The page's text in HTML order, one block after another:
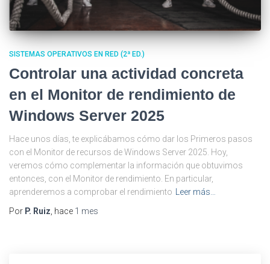
SISTEMAS OPERATIVOS EN RED (2ª ED.)
Controlar una actividad concreta
en el Monitor de rendimiento de
Windows Server 2025
Hace unos días, te explicábamos cómo dar los Primeros pasos
con el Monitor de recursos de Windows Server 2025. Hoy,
veremos cómo complementar la información que obtuvimos
entonces, con el Monitor de rendimiento. En particular,
aprenderemos a comprobar el rendimiento Leer más…
Por P. Ruiz, hace 1 mes